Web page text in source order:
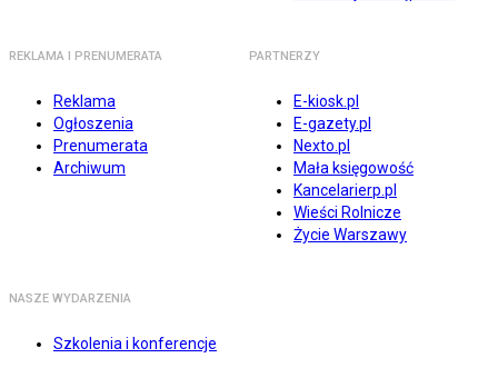
REKLAMA I PRENUMERATA
Reklama
Ogłoszenia
Prenumerata
Archiwum
PARTNERZY
E-kiosk.pl
E-gazety.pl
Nexto.pl
Mała księgowość
Kancelarierp.pl
Wieści Rolnicze
Życie Warszawy
NASZE WYDARZENIA
Szkolenia i konferencje